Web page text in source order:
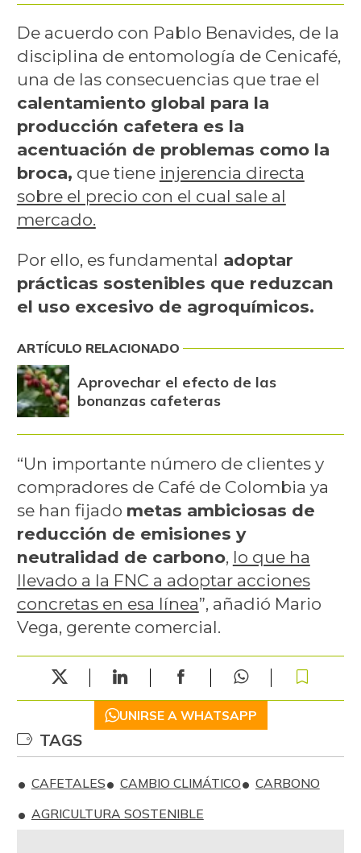
De acuerdo con Pablo Benavides, de la
disciplina de entomología de Cenicafé,
una de las consecuencias que trae el
calentamiento global para la
producción cafetera es la
acentuación de problemas como la
broca, que tiene injerencia directa
sobre el precio con el cual sale al
mercado.
Por ello, es fundamental adoptar
prácticas sostenibles que reduzcan
el uso excesivo de agroquímicos.
ARTÍCULO RELACIONADO
Aprovechar el efecto de las
bonanzas cafeteras
“Un importante número de clientes y
compradores de Café de Colombia ya
se han fijado metas ambiciosas de
reducción de emisiones y
neutralidad de carbono, lo que ha
llevado a la FNC a adoptar acciones
concretas en esa línea”, añadió Mario
Vega, gerente comercial.
UNIRSE A WHATSAPP
TAGS
CAFETALES CAMBIO CLIMÁTICO
CARBONO
AGRICULTURA SOSTENIBLE